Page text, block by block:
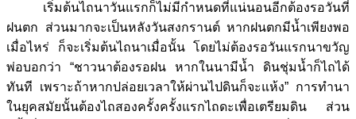
เริ่มต้นไถนาวันแรกก็ไม่มีกำหนดที่แน่นอนอีกต้องรอวันที่
ฝนตก ส่วนมากจะเป็นหลังวันสงกรานต์ หากฝนตกมีน้ำเพียงพอ
เมื่อไหร่ ก็จะเริ่มต้นไถนาเมื่อนั้น โดยไม่ต้องรอวันแรกนาขวัญ
พ่อบอกว่า “ชาวนาต้องรอฝน หากในนามีน้ำ ดินชุ่มน้ำก็ไถได้
ทันที เพราะถ้าหากปล่อยเวลาให้ผ่านไปดินก็จะแห้ง” การทำนา
ในยุคสมัยนั้นต้องไถสองครั้งครั้งแรกไถดะเพื่อเตรียมดิน ส่วน